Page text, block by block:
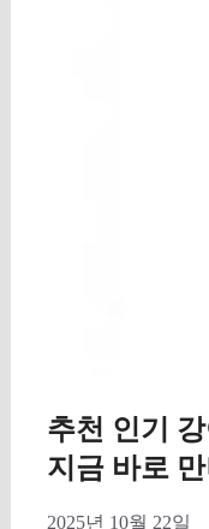
추천 인기
지금 바로
2025년 10월 22일